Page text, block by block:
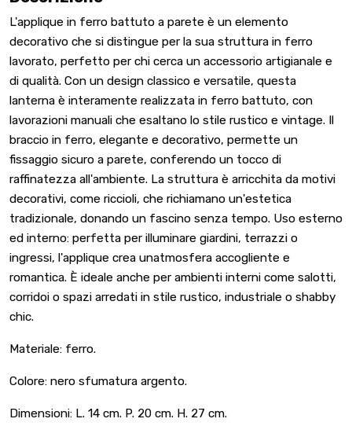
L'applique in ferro battuto a parete è un elemento
decorativo che si distingue per la sua struttura in ferro
lavorato, perfetto per chi cerca un accessorio artigianale e
di qualità. Con un design classico e versatile, questa
lanterna è interamente realizzata in ferro battuto, con
lavorazioni manuali che esaltano lo stile rustico e vintage. Il
braccio in ferro, elegante e decorativo, permette un
fissaggio sicuro a parete, conferendo un tocco di
raffinatezza all'ambiente. La struttura è arricchita da motivi
decorativi, come riccioli, che richiamano un'estetica
tradizionale, donando un fascino senza tempo. Uso esterno
ed interno: perfetta per illuminare giardini, terrazzi o
ingressi, l'applique crea unatmosfera accogliente e
romantica. È ideale anche per ambienti interni come salotti,
corridoi o spazi arredati in stile rustico, industriale o shabby
chic.
Materiale: ferro.
Colore: nero sfumatura argento.
Dimensioni: L. 14 cm. P. 20 cm. H. 27 cm.